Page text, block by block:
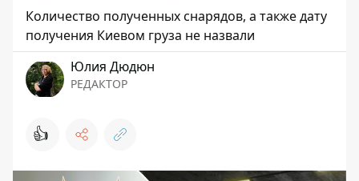
Количество полученных снарядов, а также дату
получения Киевом груза не назвали
Юлия Дюдюн
РЕДАКТОР
👍